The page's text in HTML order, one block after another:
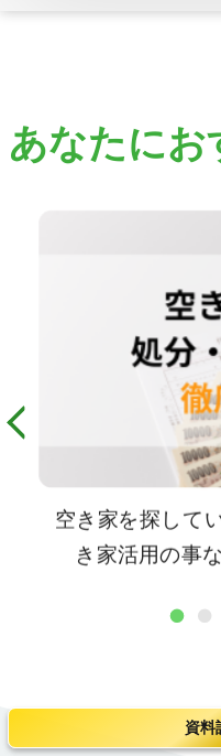
あなたにお
空き家を探して
き家活用の事
資料